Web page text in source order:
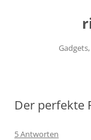
Der perfekte
5 Antworten